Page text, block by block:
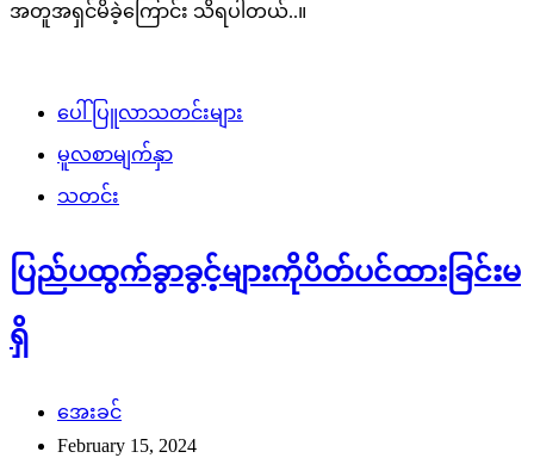
အတူအရှင်မိခဲ့ကြောင်း သိရပါတယ်..။
ပေါ်ပြူလာသတင်းများ
မူလစာမျက်နှာ
သတင်း
ပြည်ပထွက်ခွာခွင့်များကိုပိတ်ပင်ထားခြင်းမ
ရှိ
အေးခင်
February 15, 2024